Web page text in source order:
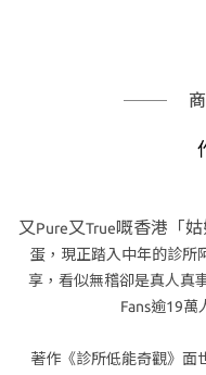
又Pure又True嘅香港「姑
蛋， 現正踏入中年的診所
享， 看似無稽卻是真人真
Fans逾19萬
著作《診所低能奇觀》面